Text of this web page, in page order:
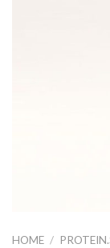
HOME /